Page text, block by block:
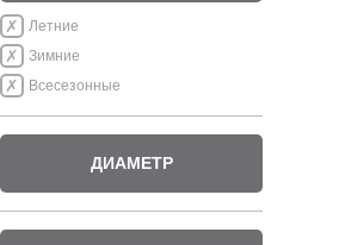
Летние
Зимние
Всесезонные
ДИАМЕТР